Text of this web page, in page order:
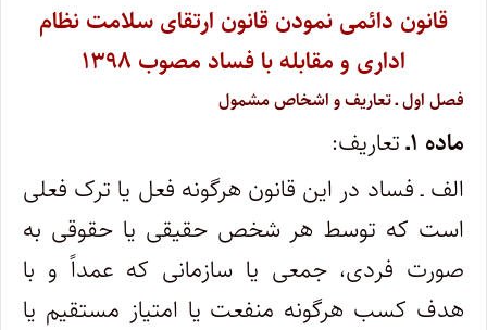
قانون دائمی نمودن قانون ارتقای سلامت نظام
اداری و مقابله با فساد مصوب ۱۳۹۸
فصل اول ـ تعاریف و اشخاص مشمول
ماده ۱ـ تعاریف:
الف ـ فساد در این قانون هرگونه فعل یا ترک فعلی
است که توسط هر شخص حقیقی یا حقوقی به
صورت فردی، جمعی یا سازمانی که عمداً و با
هدف کسب هرگونه منفعت یا امتیاز مستقیم یا